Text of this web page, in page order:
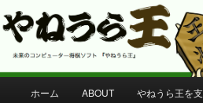
やねうら王 公式サ
コンピューター将棋 やねうら王 公式サイ
メ
ホーム ABOUT やねうら王を